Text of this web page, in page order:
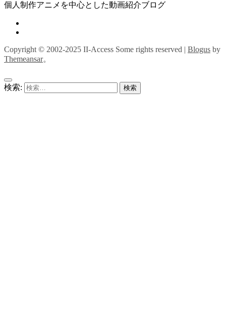
個人制作アニメを中心とした動画紹介ブログ
Copyright © 2002-2025 II-Access Some rights reserved | Blogus by
Themeansar。
検索: